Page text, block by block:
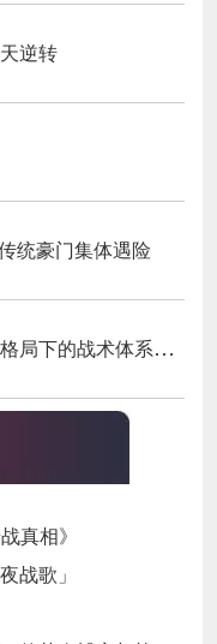
逆转
统豪门集体遇险
大洋洲首破直通壁垒：美加墨主场格局下的战术体系重构
真相》
战歌」